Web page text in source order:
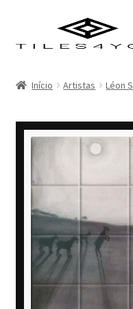
para
para
Sobre
Início Artistas Léon